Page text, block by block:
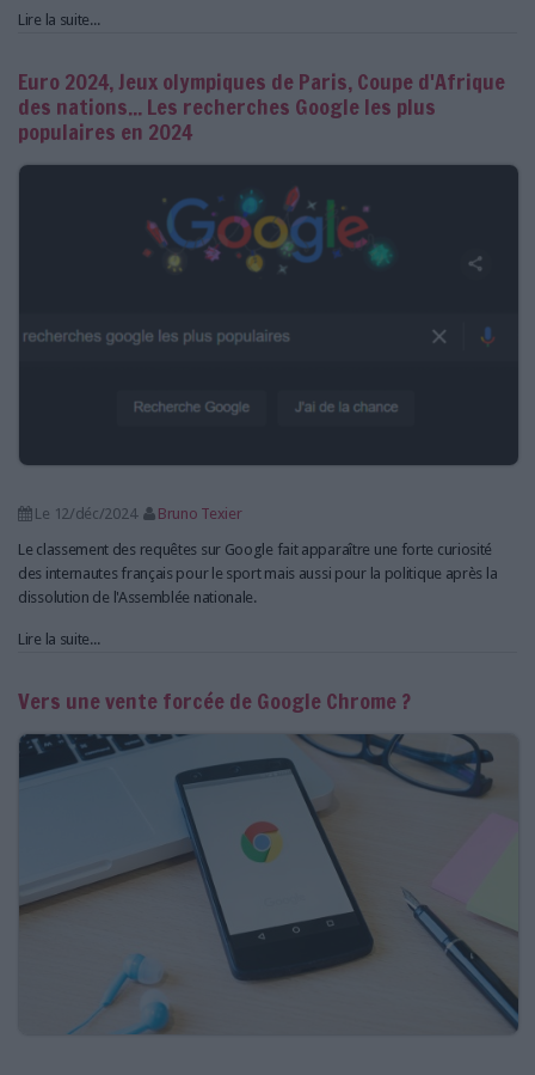
Lire la suite...
Euro 2024, Jeux olympiques de Paris, Coupe d'Afrique
des nations... Les recherches Google les plus
populaires en 2024
Le 12/déc/2024
Bruno Texier
Le classement des requêtes sur Google fait apparaître une forte curiosité
des internautes français pour le sport mais aussi pour la politique après la
dissolution de l'Assemblée nationale.
Lire la suite...
Vers une vente forcée de Google Chrome ?